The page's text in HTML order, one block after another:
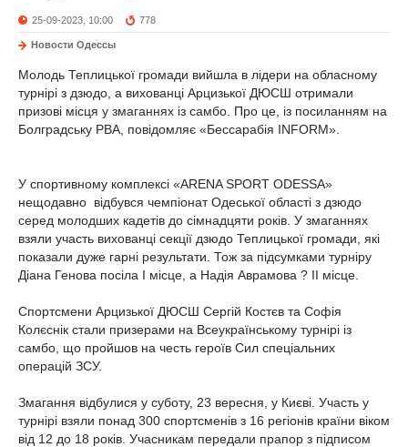
25-09-2023, 10:00 778
Новости Одессы
Молодь Теплицької громади вийшла в лідери на обласному
турнірі з дзюдо, а вихованці Арцизької ДЮСШ отримали
призові місця у змаганнях із самбо. Про це, із посиланням на
Болградську РВА, повідомляє «Бессарабія INFORM».
У спортивному комплексі «ARENA SPORT ODESSA»
нещодавно відбувся чемпіонат Одеської області з дзюдо
серед молодших кадетів до сімнадцяти років. У змаганнях
взяли участь вихованці секції дзюдо Теплицької громади, які
показали дуже гарні результати. Тож за підсумками турніру
Діана Генова посіла І місце, а Надія Аврамова ? ІІ місце.
Спортсмени Арцизької ДЮСШ Сергій Костєв та Софія
Колєснік стали призерами на Всеукраїнському турнірі із
самбо, що пройшов на честь героїв Сил спеціальних
операцій ЗСУ.
Змагання відбулися у суботу, 23 вересня, у Києві. Участь у
турнірі взяли понад 300 спортсменів з 16 регіонів країни віком
від 12 до 18 років. Учасникам передали прапор з підписом